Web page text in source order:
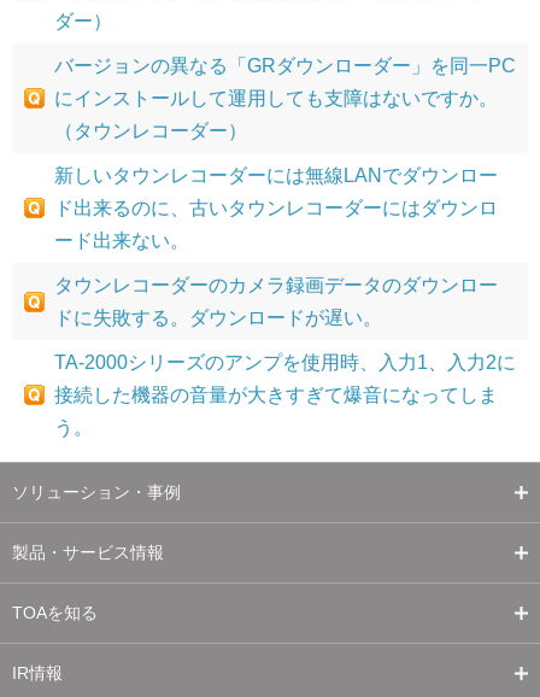
ダー）
バージョンの異なる「GRダウンローダー」を同一PC
にインストールして運用しても支障はないですか。
（タウンレコーダー）
新しいタウンレコーダーには無線LANでダウンロー
ド出来るのに、古いタウンレコーダーにはダウンロ
ード出来ない。
タウンレコーダーのカメラ録画データのダウンロー
ドに失敗する。ダウンロードが遅い。
TA-2000シリーズのアンプを使用時、入力1、入力2に
接続した機器の音量が大きすぎて爆音になってしま
う。
ソリューション・事例
製品・サービス情報
TOAを知る
IR情報